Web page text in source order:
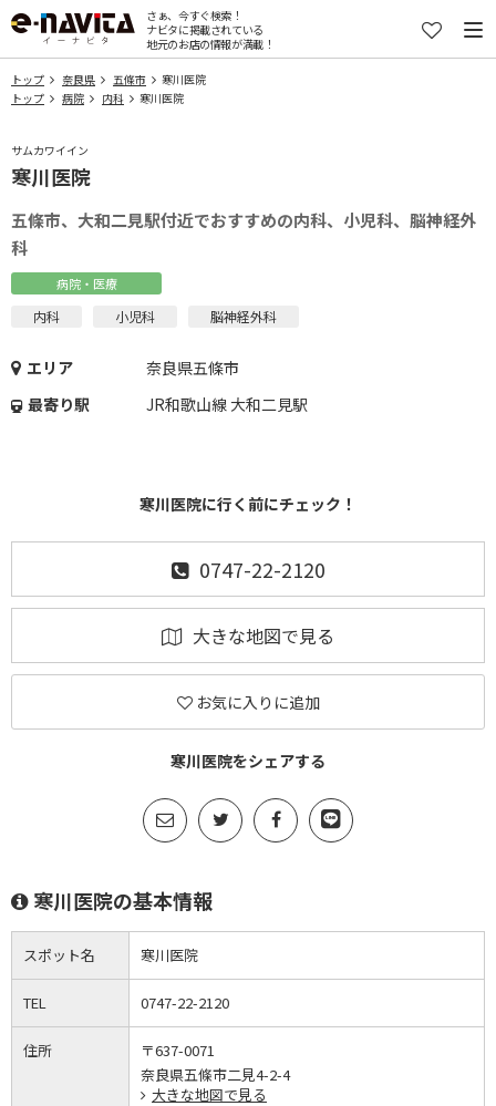
さぁ、今すぐ検索！
ナビタに掲載されている
地元のお店の情報が満載！
トップ 奈良県 五條市
寒川医院
トップ
病院 内科 寒川医院
サムカワイイン
寒川医院
五條市、大和二見駅付近でおすすめの内科、小児科、脳神経外
科
病院・医療
内科 小児科 脳神経外科
エリア
奈良県五條市
最寄り駅
JR和歌山線 大和二見駅
寒川医院に行く前にチェック！
0747-22-2120
大きな地図で見る
お気に入りに追加
寒川医院をシェアする
寒川医院の基本情報
スポット名 寒川医院
TEL 0747-22-2120
住所
〒637-0071
奈良県五條市二見4-2-4
大きな地図で見る